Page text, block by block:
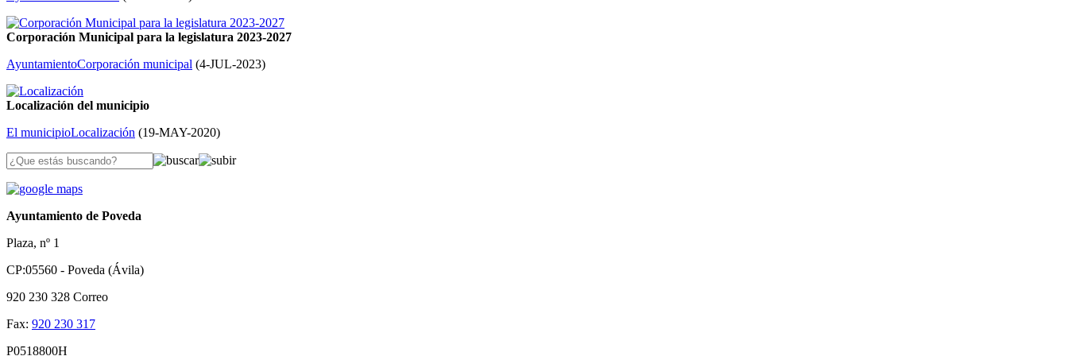
Corporación Municipal para la legislatura 2023-2027
AyuntamientoCorporación municipal (4-JUL-2023)
Localización del municipio
El municipioLocalización (19-MAY-2020)
Ayuntamiento de Poveda
Plaza, nº 1
CP:05560 - Poveda (Ávila)
920 230 328 Correo
Fax: 920 230 317
P0518800H